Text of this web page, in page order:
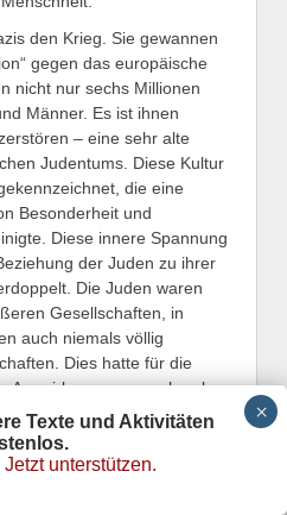
den Krieg. Sie gewannen
gegen das europäische
nicht nur sechs Millionen
Männer. Es ist ihnen
– eine sehr alte
Judentums. Diese Kultur
die eine
Besonderheit und
Diese innere Spannung
der Juden zu ihrer
Die Juden waren
Gesellschaften, in
auch niemals völlig
Dies hatte für die
Auswirkungen, manchmal
Dieses Spannungsfeld
der Emanzipation in den
Die schließlich Lösung
Texte und Aktivitäten
Jetzt unterstützen.